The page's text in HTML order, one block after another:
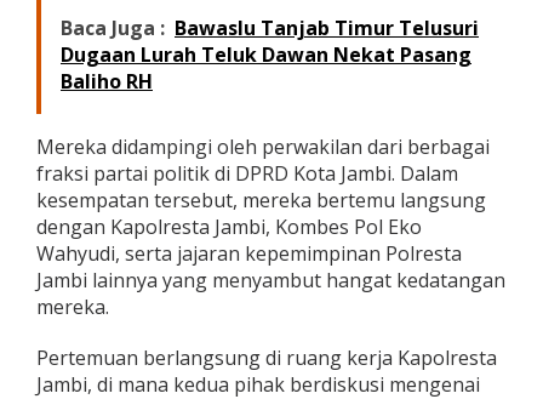
n
j
a
n
P
e
r
d
a
e
P
Baca Juga : Bawaslu Tanjab Timur Telusuri
Dugaan Lurah Teluk Dawan Nekat Pasang
Baliho RH
Mereka didampingi oleh perwakilan dari berbagai
fraksi partai politik di DPRD Kota Jambi. Dalam
kesempatan tersebut, mereka bertemu langsung
dengan Kapolresta Jambi, Kombes Pol Eko
Wahyudi, serta jajaran kepemimpinan Polresta
Jambi lainnya yang menyambut hangat kedatangan
mereka.
Pertemuan berlangsung di ruang kerja Kapolresta
Jambi, di mana kedua pihak berdiskusi mengenai